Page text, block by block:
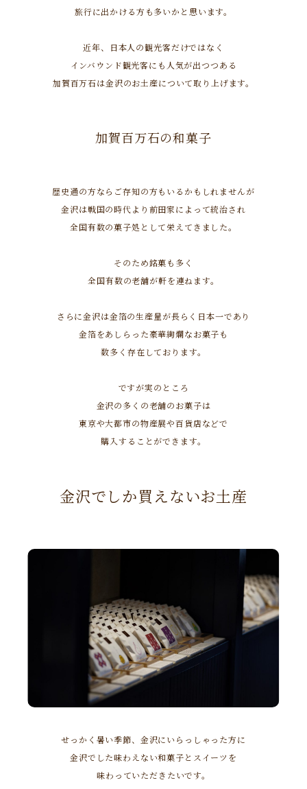
旅行に出かける方も多いかと思います。
近年、日本人の観光客だけではなく
インバウンド観光客にも人気が出つつある
加賀百万石は金沢のお土産について取り上げます。
加賀百万石の和菓子
歴史通の方ならご存知の方もいるかもしれませんが
金沢は戦国の時代より前田家によって統治され
全国有数の菓子処として栄えてきました。
そのため銘菓も多く
全国有数の老舗が軒を連ねます。
さらに金沢は金箔の生産量が長らく日本一であり
金箔をあしらった豪華絢爛なお菓子も
数多く存在しております。
ですが実のところ
金沢の多くの老舗のお菓子は
東京や大都市の物産展や百貨店などで
購入することができます。
金沢でしか買えないお土産
せっかく暑い季節、金沢にいらっしゃった方に
金沢でした味わえない和菓子とスイーツを
味わっていただきたいです。